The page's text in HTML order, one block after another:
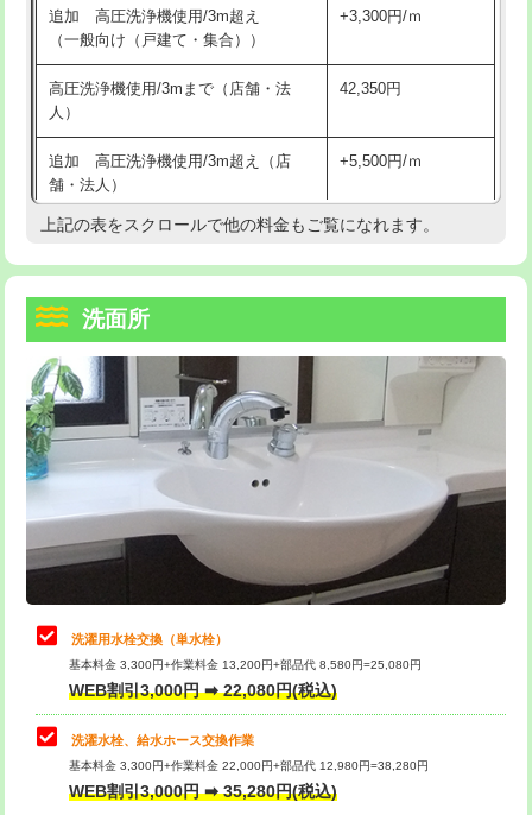
マス交換（深さ50㎝以上） 66,000円
コンクリート斫り（厚さ10㎝まで） 27,500円
コンクリート斫り（厚さ10㎝超え）
モルタル補修（厚さ10㎝まで）
モルタル補修（厚さ10㎝超え） 38,500円
洗面台設置 38,500円
追加人工
廃棄・処分 現場見積
※給水管工事は20mmまでの価格です。
持込商品取付（混合水栓） 16,500円
給水管工事※（ホール加工)
給水管工事※（バンド止め) 3,300円
給水管工事※（支持金具設置) 5,500円
給水管工事※（保温材使用（バンド止
め込み）)
5,500円
給水管工事※（土の掘削・埋め戻し作
業)
11,000円
給水管工事※（塩ビ管（VP・HI）使
用/3ｍまで)
33,000円
給水管工事※（塩ビ管（VP・HI）使
用（追加）/3ｍ超え)
給水管工事※（ライニング鋼管・銅
管・ポリ管・HT管使用/3ｍまで)
44,000円
給水管工事※（ライニング鋼管・銅
管・ポリ管・HT管使用/3ｍ超え)
排水管工事（土の掘削・埋め戻し作
業）
排水管工事（排水管工事/3ｍまで） 55,000円
追加 高圧洗浄機使用/3m超え
（一般向け（戸建て・集合））
+3,300円/ｍ
高圧洗浄機使用/3mまで（店舗・法
人）
42,350円
追加 高圧洗浄機使用/3m超え（店
舗・法人）
+5,500円/ｍ
高度高圧洗浄換 現地調査
トーラー機使用/3mまで
追加トーラー機使用/3m超え +3,300円
カメラ調査 33,000円
桝清掃
止水・漏水調査・防水処理・清掃・修
理・調整・分解・加工など（軽作業）
11,000円
止水・漏水調査・防水処理・清掃・修
理・調整・分解・加工など（中作業）
22,000円
止水・漏水調査・防水処理・清掃・修
理・調整・分解・加工など（重作業）
33,000円
キッチンタンク脱着
その他部品の脱着
上記の表をスクロールで他の料金もご覧になれます。
洗面所
洗濯用水栓交換（単水栓）
基本料金 3,300円+作業料金 13,200円+部品代 8,580円=25,080円
WEB割引3,000円 ➡ 22,080円(税込)
洗濯水栓、給水ホース交換作業
基本料金 3,300円+作業料金 22,000円+部品代 12,980円=38,280円
WEB割引3,000円 ➡ 35,280円(税込)